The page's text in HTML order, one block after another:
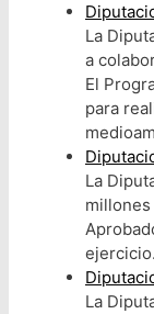
La
a
El
para
La
millones
ejercicio.
La